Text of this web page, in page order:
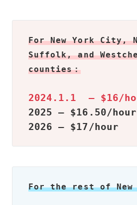
For New York City,
Suffolk, and
counties：
2024.1.1  – $16/
2025 – $16.50/hour
2026 – $17/hour
For the rest of New